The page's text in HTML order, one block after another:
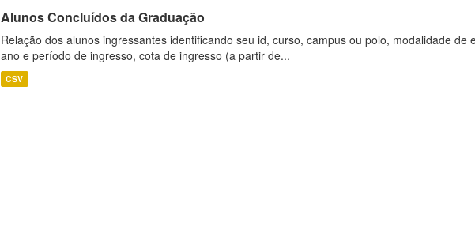
Alunos Concluídos da Graduação
Relação dos alunos ingressantes identificando seu id, curso, campus ou polo, modalidade de
ano e período de ingresso, cota de ingresso (a partir de...
CSV